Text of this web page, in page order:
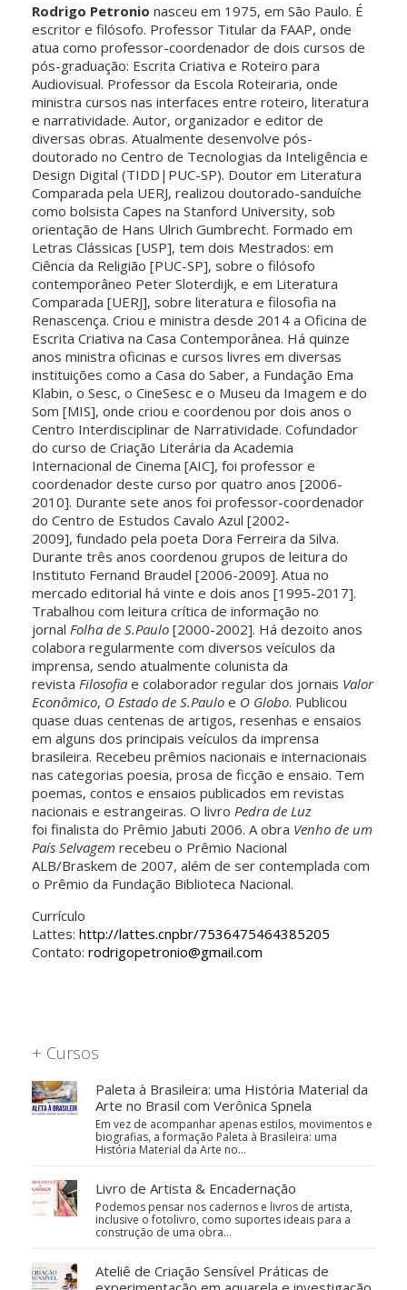
Rodrigo Petronio nasceu em 1975, em São Paulo. É
escritor e filósofo. Professor Titular da FAAP, onde
atua como professor-coordenador de dois cursos de
pós-graduação: Escrita Criativa e Roteiro para
Audiovisual. Professor da Escola Roteiraria, onde
ministra cursos nas interfaces entre roteiro, literatura
e narratividade. Autor, organizador e editor de
diversas obras. Atualmente desenvolve pós-
doutorado no Centro de Tecnologias da Inteligência e
Design Digital (TIDD|PUC-SP). Doutor em Literatura
Comparada pela UERJ, realizou doutorado-sanduíche
como bolsista Capes na Stanford University, sob
orientação de Hans Ulrich Gumbrecht. Formado em
Letras Clássicas [USP], tem dois Mestrados: em
Ciência da Religião [PUC-SP], sobre o filósofo
contemporâneo Peter Sloterdijk, e em Literatura
Comparada [UERJ], sobre literatura e filosofia na
Renascença. Criou e ministra desde 2014 a Oficina de
Escrita Criativa na Casa Contemporânea. Há quinze
anos ministra oficinas e cursos livres em diversas
instituições como a Casa do Saber, a Fundação Ema
Klabin, o Sesc, o CineSesc e o Museu da Imagem e do
Som [MIS], onde criou e coordenou por dois anos o
Centro Interdisciplinar de Narratividade. Cofundador
do curso de Criação Literária da Academia
Internacional de Cinema [AIC], foi professor e
coordenador deste curso por quatro anos [2006-
2010]. Durante sete anos foi professor-coordenador
do Centro de Estudos Cavalo Azul [2002-
2009], fundado pela poeta Dora Ferreira da Silva.
Durante três anos coordenou grupos de leitura do
Instituto Fernand Braudel [2006-2009]. Atua no
mercado editorial há vinte e dois anos [1995-2017].
Trabalhou com leitura crítica de informação no
jornal Folha de S.Paulo [2000-2002]. Há dezoito anos
colabora regularmente com diversos veículos da
imprensa, sendo atualmente colunista da
revista Filosofia e colaborador regular dos jornais Valor
Econômico, O Estado de S.Paulo e O Globo. Publicou
quase duas centenas de artigos, resenhas e ensaios
em alguns dos principais veículos da imprensa
brasileira. Recebeu prêmios nacionais e internacionais
nas categorias poesia, prosa de ficção e ensaio. Tem
poemas, contos e ensaios publicados em revistas
nacionais e estrangeiras. O livro Pedra de Luz
foi finalista do Prêmio Jabuti 2006. A obra Venho de um
País Selvagem recebeu o Prêmio Nacional
ALB/Braskem de 2007, além de ser contemplada com
o Prêmio da Fundação Biblioteca Nacional.
Currículo
Lattes: http://lattes.cnpbr/7536475464385205
Contato: rodrigopetronio@gmail.com
+ Cursos
Paleta à Brasileira: uma História Material da
Arte no Brasil com Verônica Spnela
Em vez de acompanhar apenas estilos, movimentos e
biografias, a formação Paleta à Brasileira: uma
História Material da Arte no…
Livro de Artista & Encadernação
Podemos pensar nos cadernos e livros de artista,
inclusive o fotolivro, como suportes ideais para a
construção de uma obra…
Ateliê de Criação Sensível Práticas de